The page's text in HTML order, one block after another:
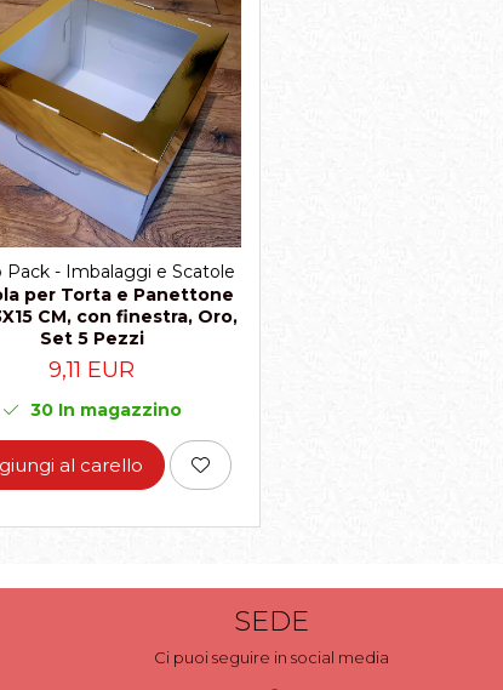
Pack - Imbalaggi e Scatole
per Torta e Panettone
CM, con finestra, Oro,
Set 5 Pezzi
9,11 EUR
30In magazzino
al carello
SEDE
Ci puoi seguire in social media